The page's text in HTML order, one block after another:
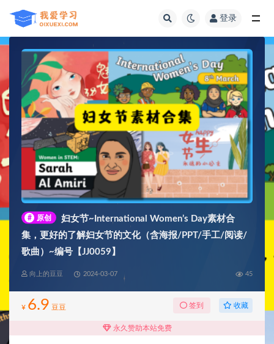
登录
# 原创
妇女节~International Women’s Day素材合
集，更好的了解妇女节的文化（含海报/PPT/手工/阅读/
歌曲）~编号【JJ0059】
向上的豆豆 2024-03-07 45
¥ 6.9 豆豆 签到 收藏
永久赞助本站免费